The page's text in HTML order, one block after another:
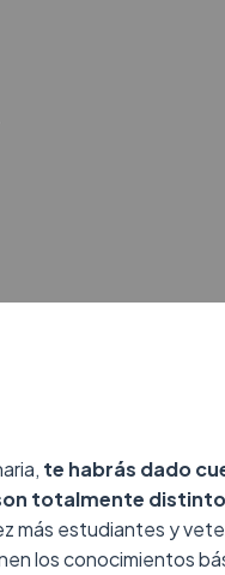
te habrás dado
totalmente
más estudiantes y
los conocimientos